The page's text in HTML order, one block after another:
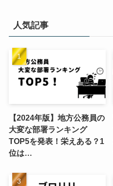
人気記事
【2024年版】地方公務員の
大変な部署ランキング
TOP5を発表！栄えある？1
位は…